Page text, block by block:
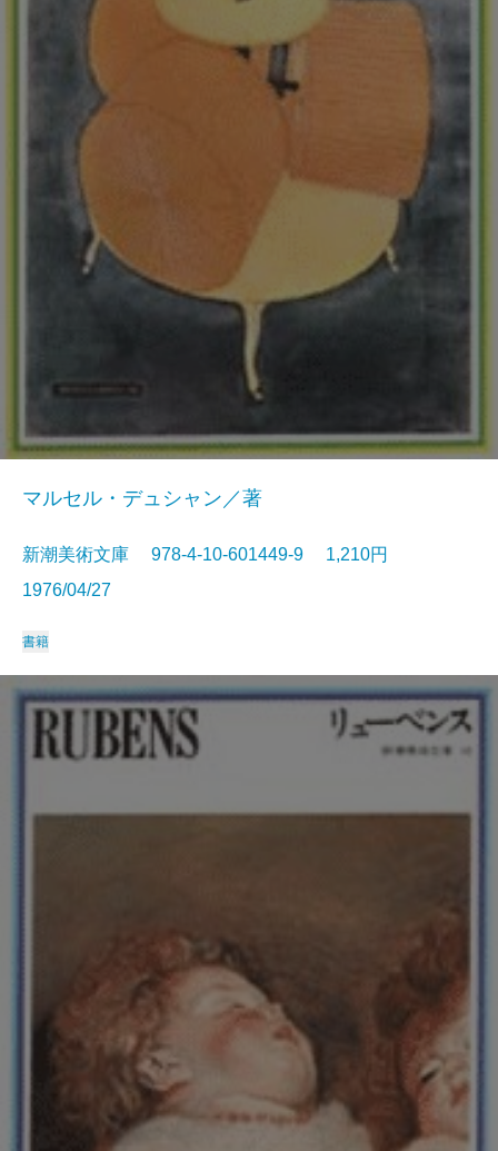
マルセル・デュシャン／著
新潮美術文庫 978-4-10-601449-9 1,210円
1976/04/27
書籍